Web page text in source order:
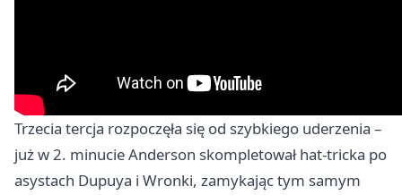
Trzecia tercja rozpoczęła się od szybkiego uderzenia –
już w 2. minucie Anderson skompletował hat-tricka po
asystach Dupuya i Wronki, zamykając tym samym